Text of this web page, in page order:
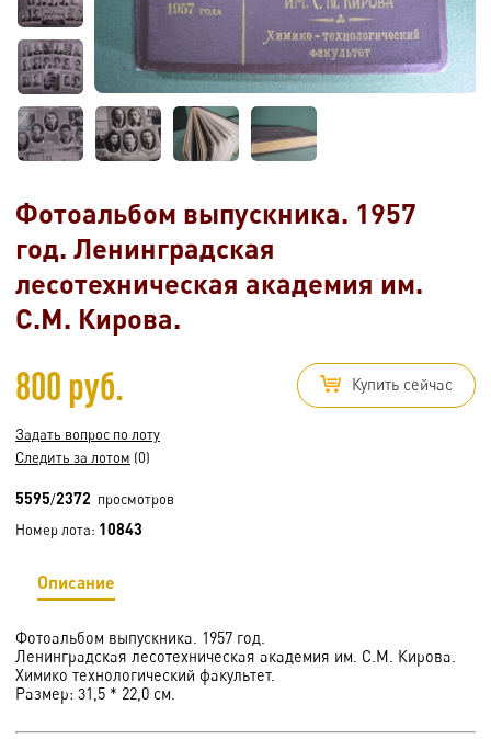
Фотоальбом выпускника. 1957
год. Ленинградская
лесотехническая академия им.
С.М. Кирова.
800 руб. Купить сейчас
Задать вопрос по лоту
Следить за лотом (0)
5595/2372 просмотров
Номер лота: 10843
Описание
Фотоальбом выпускника. 1957 год.
Ленинградская лесотехническая академия им. С.М. Кирова.
Химико технологический факультет.
Размер: 31,5 * 22,0 см.